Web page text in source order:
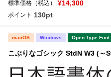
標準価格（税込） ¥14,300
ポイント 130pt
macOS Windows Open Type Font
こぶりなゴシック StdN W3 (～